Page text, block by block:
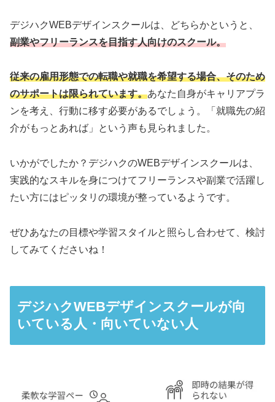
デジハクWEBデザインスクールは、どちらかというと、
副業やフリーランスを目指す人向けのスクール。
従来の雇用形態での転職や就職を希望する場合、そのため
のサポートは限られています。あなた自身がキャリアプラ
ンを考え、行動に移す必要があるでしょう。「就職先の紹
介がもっとあれば」という声も見られました。
いかがでしたか？デジハクのWEBデザインスクールは、
実践的なスキルを身につけてフリーランスや副業で活躍し
たい方にはピッタリの環境が整っているようです。
ぜひあなたの目標や学習スタイルと照らし合わせて、検討
してみてくださいね！
デジハクWEBデザインスクールが向
いている人・向いていない人